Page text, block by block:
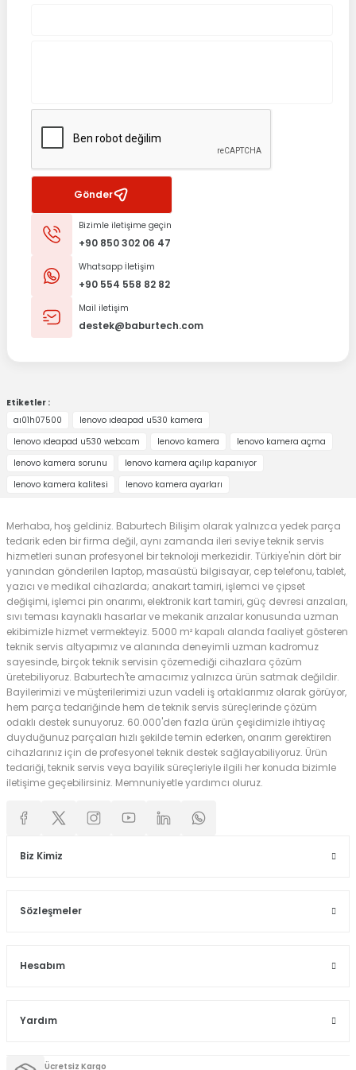
5.0 Puan - 1 Yorum
TL
Tükendi
ORJİNAL LENOVO Z500 TOUCH DOKUNMATİK EKRANI KASALI
0.0 Puan - 0 Yorum
902,97TL
LENOVO
Orijinal Lenovo ideapad Z500 Z500 Touch Z500A Z500G P500
0.0 Puan - 0 Yorum
1.270,50TL
1.694,00 TL
Stokta Yok
Tükendi
LENOVO
Orijinal Lenovo 20287 20202 20221 20253 90202118 DC30100LM00
0.0 Puan - 0 Yorum
338,91TL
451,88 TL
Stokta Yok
Gönder
Bizimle iletişime geçin
+90 850 302 06 47
Whatsapp İletişim
+90 554 558 82 82
Mail iletişim
destek@baburtech.com
Etiketler :
aı01h07500
lenovo ıdeapad u530 kamera
lenovo ıdeapad u530 webcam
lenovo kamera
lenovo kamera açma
lenovo kamera sorunu
lenovo kamera açılıp kapanıyor
lenovo kamera kalitesi
lenovo kamera ayarları
Merhaba, hoş geldiniz. Baburtech Bilişim olarak yalnızca yedek parça
tedarik eden bir firma değil, aynı zamanda ileri seviye teknik servis
hizmetleri sunan profesyonel bir teknoloji merkezidir. Türkiye'nin dört bir
yanından gönderilen laptop, masaüstü bilgisayar, cep telefonu, tablet,
yazıcı ve medikal cihazlarda; anakart tamiri, işlemci ve çipset
değişimi, işlemci pin onarımı, elektronik kart tamiri, güç devresi arızaları,
sıvı teması kaynaklı hasarlar ve mekanik arızalar konusunda uzman
ekibimizle hizmet vermekteyiz. 5000 m² kapalı alanda faaliyet gösteren
teknik servis altyapımız ve alanında deneyimli uzman kadromuz
sayesinde, birçok teknik servisin çözemediği cihazlara çözüm
üretebiliyoruz. Baburtech'te amacımız yalnızca ürün satmak değildir.
Bayilerimizi ve müşterilerimizi uzun vadeli iş ortaklarımız olarak görüyor,
hem parça tedariğinde hem de teknik servis süreçlerinde çözüm
odaklı destek sunuyoruz. 60.000'den fazla ürün çeşidimizle ihtiyaç
duyduğunuz parçaları hızlı şekilde temin ederken, onarım gerektiren
cihazlarınız için de profesyonel teknik destek sağlayabiliyoruz. Ürün
tedariği, teknik servis veya bayilik süreçleriyle ilgili her konuda bizimle
iletişime geçebilirsiniz. Memnuniyetle yardımcı oluruz.
Biz Kimiz
Sözleşmeler
Hesabım
Yardım
Ücretsiz Kargo